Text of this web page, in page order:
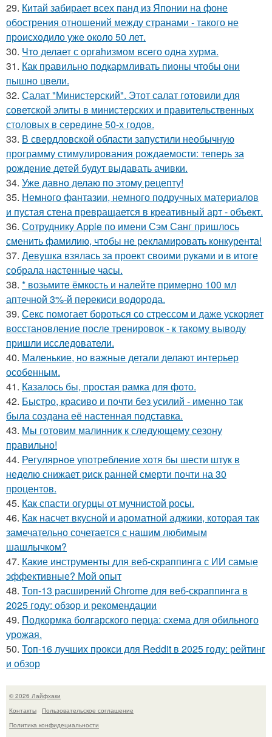
29. Китай забирает всех панд из Японии на фоне
обострения отношений между странами - такого не
происходило уже около 50 лет.
30. Чтo делает с оргahизмом всего одна хурма.
31. Как правильно подкармливать пионы чтобы они
пышно цвели.
32. Салат "Министерский". Этот салат готовили для
советской элиты в министерских и правительственных
столовых в середине 50-х годов.
33. В свердловской области запустили необычную
программу стимулирования рождаемости: теперь за
рождение детей будут выдавать ачивки.
34. Уже давно делаю по этому рецепту!
35. Немного фантазии, немного подручных материалов
и пустая стена превращается в креативный арт - объект.
36. Сотруднику Apple по имени Сэм Санг пришлось
сменить фамилию, чтобы не рекламировать конкурента!
37. Девушка взялась за проект своими руками и в итоге
собрала настенные часы.
38. * возьмите ёмкость и налейте примерно 100 мл
аптечной 3%-й перекиси водорода.
39. Секс помогает бороться со стрессом и даже ускоряет
восстановление после тренировок - к такому выводу
пришли исследователи.
40. Маленькие, но важные детали делают интерьер
особенным.
41. Казалось бы, простая рамка для фото.
42. Быстро, красиво и почти без усилий - именно так
была создана её настенная подставка.
43. Мы готовим малинник к следующему сезону
правильно!
44. Регулярное употребление хотя бы шести штук в
неделю снижает риск ранней смерти почти на 30
процентов.
45. Как спасти огурцы от мучнистой росы.
46. Как насчет вкусной и ароматной аджики, которая так
замечательно сочетается с нашим любимым
шашлычком?
47. Какие инструменты для веб-скраппинга с ИИ самые
эффективные? Мой опыт
48. Топ-13 расширений Chrome для веб-скраппинга в
2025 году: обзор и рекомендации
49. Подкормка болгарского перца: схема для обильного
урожая.
50. Топ-16 лучших прокси для Reddit в 2025 году: рейтинг
и обзор
© 2026 Лайфхаки
Контакты
Пользовательское соглашение
Политика конфидециальности